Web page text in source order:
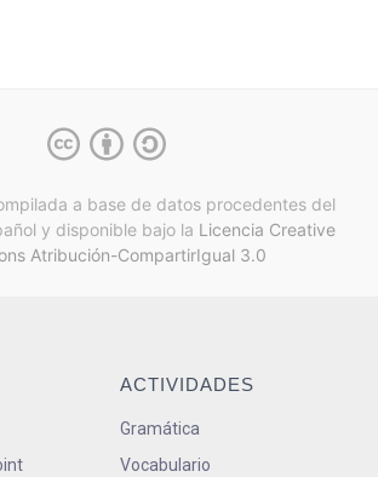
a base de datos procedentes del
y disponible bajo la Licencia Creative
Atribución-CompartirIgual 3.0
ACTIVIDADES
Gramática
Vocabulario